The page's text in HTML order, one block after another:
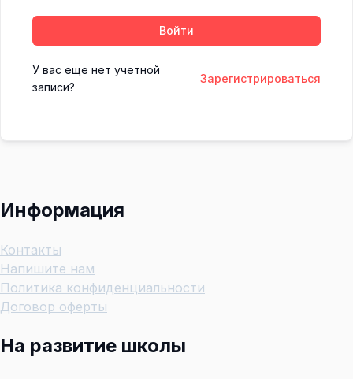
Войти
У вас еще нет учетной
записи?
Зарегистрироваться
Информация
Контакты
Напишите нам
Политика конфиденциальности
Договор оферты
На развитие школы